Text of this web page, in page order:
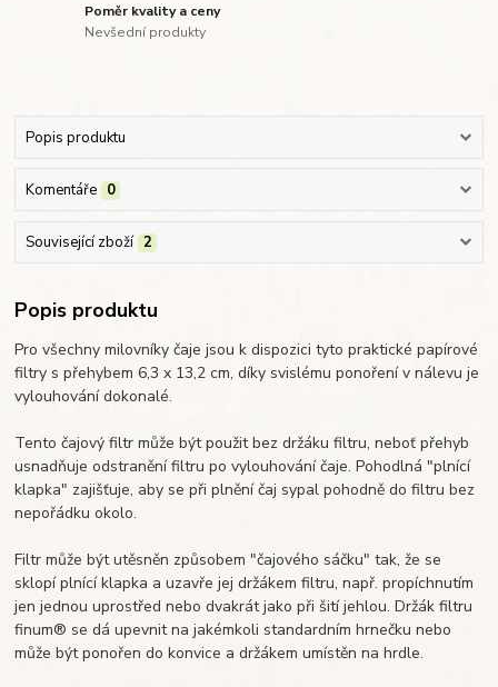
Poměr kvality a ceny
Nevšední produkty
Popis produktu
Komentáře 0
Související zboží 2
Popis produktu
Pro všechny milovníky čaje jsou k dispozici tyto praktické papírové
filtry s přehybem 6,3 x 13,2 cm, díky svislému ponoření v nálevu je
vylouhování dokonalé.
Tento čajový filtr může být použit bez držáku filtru, neboť přehyb
usnadňuje odstranění filtru po vylouhování čaje. Pohodlná "plnící
klapka" zajišťuje, aby se při plnění čaj sypal pohodně do filtru bez
nepořádku okolo.
Filtr může být utěsněn způsobem "čajového sáčku" tak, že se
sklopí plnící klapka a uzavře jej držákem filtru, např. propíchnutím
jen jednou uprostřed nebo dvakrát jako při šití jehlou. Držák filtru
finum® se dá upevnit na jakémkoli standardním hrnečku nebo
může být ponořen do konvice a držákem umístěn na hrdle.